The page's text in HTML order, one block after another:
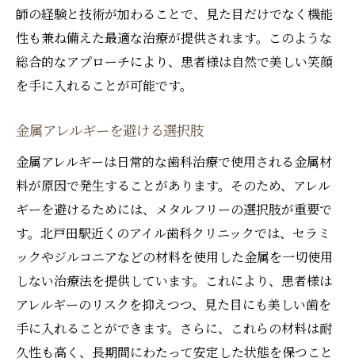
師の経験と技術が加わることで、見た目だけでなく機能
性も兼ね備えた最適な治療が提供されます。このような
総合的なアプローチにより、患者様は自然で美しい笑顔
を手に入れることが可能です。
金属アレルギーを避ける選択肢
金属アレルギーは日常的な歯科治療で使用される金属材
料が原因で発生することがあります。そのため、アレル
ギーを避けるためには、メタルフリーの選択肢が重要で
す。北戸田駅近くのアイル歯科クリニックでは、セラミ
ックやジルコニアなどの材料を使用した金属を一切使用
しない治療法を提供しています。これにより、患者様は
アレルギーのリスクを抑えつつ、見た目にも美しい歯を
手に入れることができます。さらに、これらの材料は耐
久性も高く、長期間にわたって安定した状態を保つこと